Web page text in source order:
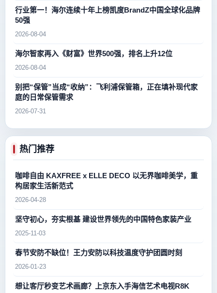
行业第一！海尔连续十年上榜凯度BrandZ中国全球化品牌
50强
2026-08-04
海尔智家再入《财富》世界500强，排名上升12位
2026-08-04
别把“保管”当成“收纳”：飞利浦保管箱，正在填补现代家
庭的日常保管需求
2026-07-31
热门推荐
咖啡自由 KAXFREE x ELLE DECO 以无界咖啡美学，重
构居家生活新范式
2026-04-28
坚守初心，夯实根基 建设世界领先的中国特色家装产业
2025-11-03
春节安防不缺位！王力安防以科技温度守护团圆时刻
2026-01-23
想让客厅秒变艺术画廊？上京东入手海信艺术电视R8K